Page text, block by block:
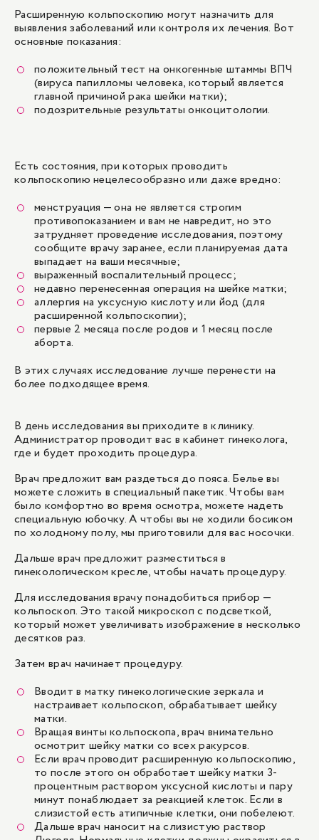
Расширенную кольпоскопию могут назначить для
выявления заболеваний или контроля их лечения. Вот
основные показания:
положительный тест на онкогенные штаммы ВПЧ
(вируса папилломы человека, который является
главной причиной рака шейки матки);
подозрительные результаты онкоцитологии.
Есть состояния, при которых проводить
кольпоскопию нецелесообразно или даже вредно:
менструация — она не является строгим
противопоказанием и вам не навредит, но это
затрудняет проведение исследования, поэтому
сообщите врачу заранее, если планируемая дата
выпадает на ваши месячные;
выраженный воспалительный процесс;
недавно перенесенная операция на шейке матки;
аллергия на уксусную кислоту или йод (для
расширенной кольпоскопии);
первые 2 месяца после родов и 1 месяц после
аборта.
В этих случаях исследование лучше перенести на
более подходящее время.
В день исследования вы приходите в клинику.
Администратор проводит вас в кабинет гинеколога,
где и будет проходить процедура.
Врач предложит вам раздеться до пояса. Белье вы
можете сложить в специальный пакетик. Чтобы вам
было комфортно во время осмотра, можете надеть
специальную юбочку. А чтобы вы не ходили босиком
по холодному полу, мы приготовили для вас носочки.
Дальше врач предложит разместиться в
гинекологическом кресле, чтобы начать процедуру.
Для исследования врачу понадобиться прибор —
кольпоскоп. Это такой микроскоп с подсветкой,
который может увеличивать изображение в несколько
десятков раз.
Затем врач начинает процедуру.
Вводит в матку гинекологические зеркала и
настраивает кольпоскоп, обрабатывает шейку
матки.
Вращая винты кольпоскопа, врач внимательно
осмотрит шейку матки со всех ракурсов.
Если врач проводит расширенную кольпоскопию,
то после этого он обработает шейку матки 3-
процентным раствором уксусной кислоты и пару
минут понаблюдает за реакцией клеток. Если в
слизистой есть атипичные клетки, они побелеют.
Дальше врач наносит на слизистую раствор